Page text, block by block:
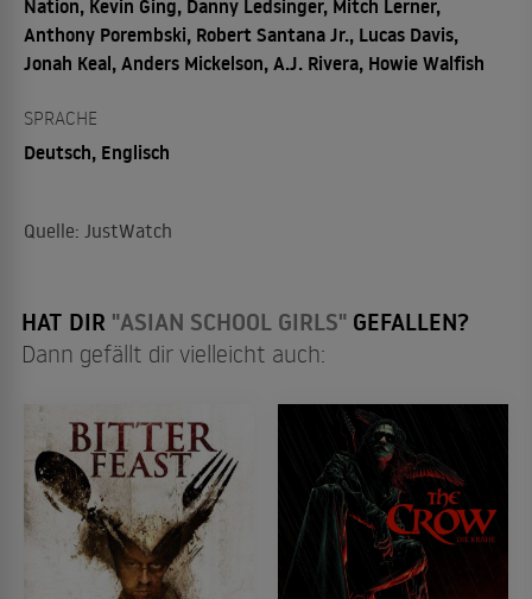
Nation, Kevin Ging, Danny Ledsinger, Mitch Lerner,
Anthony Porembski, Robert Santana Jr., Lucas Davis,
Jonah Keal, Anders Mickelson, A.J. Rivera, Howie Walfish
SPRACHE
Deutsch, Englisch
Quelle: JustWatch
HAT DIR "ASIAN SCHOOL GIRLS" GEFALLEN?
Dann gefällt dir vielleicht auch: